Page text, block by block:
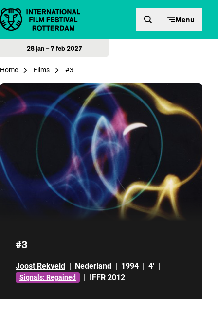
Direct naar inhoud Menu
28 jan – 7 feb 2027
Home Films #3
#3
Joost Rekveld | Nederland | 1994 | 4' |
Signals: Regained | IFFR 2012